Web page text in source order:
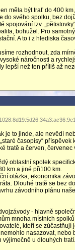
měla být trať do 400
do svého spolku, bez
spojování tzv.
bohužel. Pro
A to i z hlediska
rozhodnout, zda
náročnosti a
lepší než ten příliš až
je to jinde, ale nevědí
časopisy“
tratě a červen,
oblastní spolek
km a jiné při100 km.
otázka, ekonomika
Dlouhé tratě se bez
závodního plánu
- hlavně
mnoha místních
kteří se
nasazovat,
výjimečně u dlouhých tratí.